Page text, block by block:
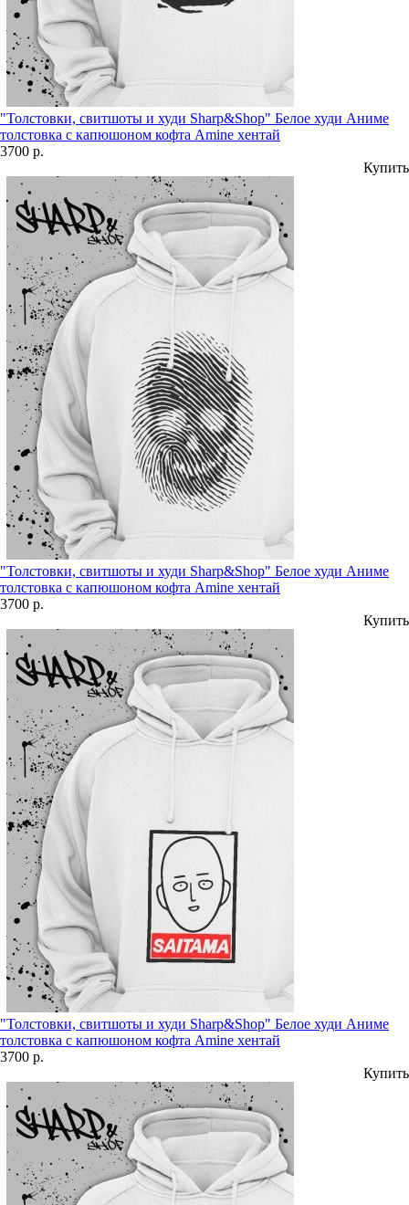
"Толстовки, свитшоты и худи Sharp&Shop" Белое худи Аниме
толстовка с капюшоном кофта Amine хентай
3700 р.
Купить
"Толстовки, свитшоты и худи Sharp&Shop" Белое худи Аниме
толстовка с капюшоном кофта Amine хентай
3700 р.
Купить
"Толстовки, свитшоты и худи Sharp&Shop" Белое худи Аниме
толстовка с капюшоном кофта Amine хентай
3700 р.
Купить